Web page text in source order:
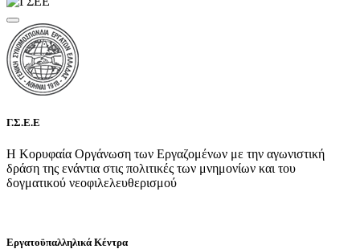
Γ.Σ.Ε.Ε
Η Κορυφαία Οργάνωση των Εργαζομένων με την αγωνιστική
δράση της ενάντια στις πολιτικές των μνημονίων και του
δογματικού νεοφιλελευθερισμού
Εργατοϋπαλληλικά Κέντρα